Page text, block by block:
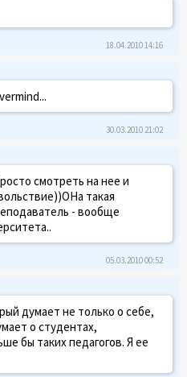
18.04.2010 14:16
30.03.2010 21:02
смотреть на нее и
такая
- вообще
05.03.2010 00:52
думает не только о себе,
о студентах,
бы таких педагогов. Я ее